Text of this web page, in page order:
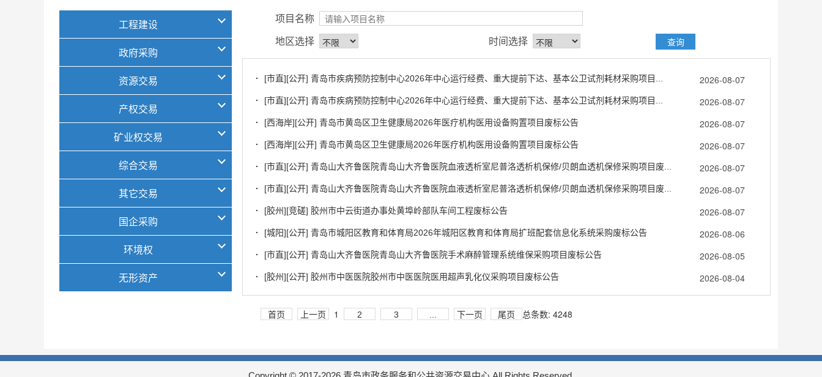
工程建设
政府采购
资源交易
产权交易
矿业权交易
综合交易
其它交易
国企采购
环境权
无形资产
项目名称
地区选择
时间选择
· [市直][公开] 青岛市疾病预防控制中心2026年中心运行经费、重大提前下达、基本公卫试剂耗材采购项目... 2026-08-07
· [市直][公开] 青岛市疾病预防控制中心2026年中心运行经费、重大提前下达、基本公卫试剂耗材采购项目... 2026-08-07
· [西海岸][公开] 青岛市黄岛区卫生健康局2026年医疗机构医用设备购置项目废标公告 2026-08-07
· [西海岸][公开] 青岛市黄岛区卫生健康局2026年医疗机构医用设备购置项目废标公告 2026-08-07
· [市直][公开] 青岛山大齐鲁医院青岛山大齐鲁医院血液透析室尼普洛透析机保修/贝朗血透机保修采购项目废... 2026-08-07
· [市直][公开] 青岛山大齐鲁医院青岛山大齐鲁医院血液透析室尼普洛透析机保修/贝朗血透机保修采购项目废... 2026-08-07
· [胶州][竞磋] 胶州市中云街道办事处黄埠岭部队车间工程废标公告 2026-08-07
· [城阳][公开] 青岛市城阳区教育和体育局2026年城阳区教育和体育局扩班配套信息化系统采购废标公告 2026-08-06
· [市直][公开] 青岛山大齐鲁医院青岛山大齐鲁医院手术麻醉管理系统维保采购项目废标公告 2026-08-05
· [胶州][公开] 胶州市中医医院胶州市中医医院医用超声乳化仪采购项目废标公告 2026-08-04
首页 上一页 1 2 3 下一页 尾页 总条数: 4248